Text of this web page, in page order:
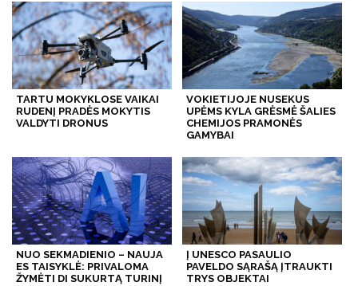
TARTU MOKYKLOSE VAIKAI
RUDENĮ PRADĖS MOKYTIS
VALDYTI DRONUS
VOKIETIJOJE NUSEKUS
UPĖMS KYLA GRĖSMĖ ŠALIES
CHEMIJOS PRAMONĖS
GAMYBAI
NUO SEKMADIENIO – NAUJA
ES TAISYKLĖ: PRIVALOMA
ŽYMĖTI DI SUKURTĄ TURINĮ
Į UNESCO PASAULIO
PAVELDO SĄRAŠĄ ĮTRAUKTI
TRYS OBJEKTAI